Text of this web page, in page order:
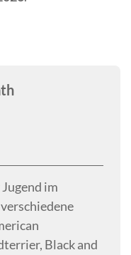
im
Black and